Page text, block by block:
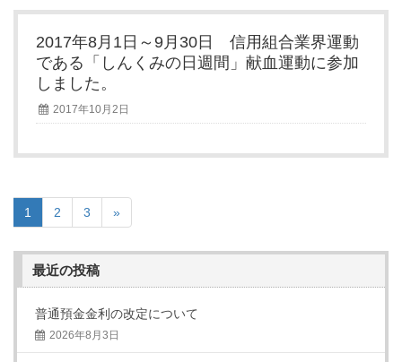
2017年8月1日～9月30日 信用組合業界運動
である「しんくみの日週間」献血運動に参加
しました。
2017年10月2日
1 2 3 »
最近の投稿
普通預金金利の改定について
2026年8月3日